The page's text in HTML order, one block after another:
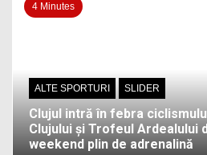
4 Minutes
ALTE SPORTURI SLIDER
Clujul intră în febra
Clujului și Trofeul Ardealului
weekend plin de adrenalină